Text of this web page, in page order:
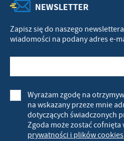
NEWSLETTER
Zapisz się do naszego
wiadomości na podany adres e-
Wyrażam zgodę na
na wskazany przeze mnie
dotyczących świadczonych
Zgoda może zostać cofnięta
prywatności i plików cookies